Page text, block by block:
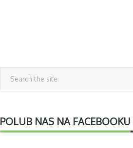
POLUB NAS NA FACEBOOKU